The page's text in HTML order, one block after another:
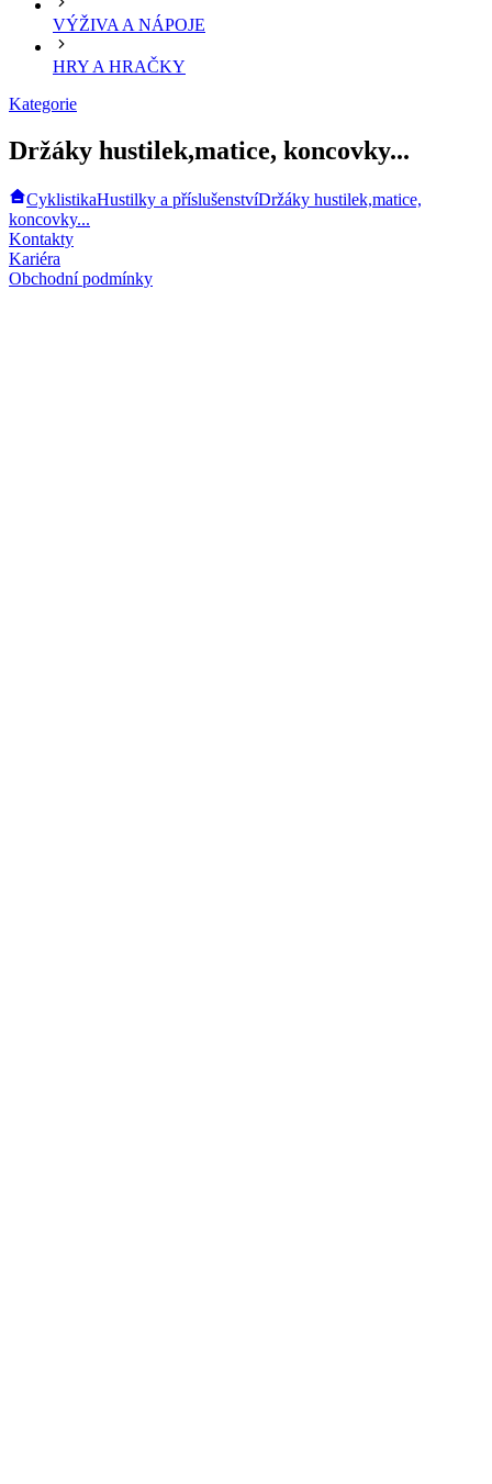
VÝŽIVA A NÁPOJE
HRY A HRAČKY
Kategorie
Držáky hustilek,matice, koncovky...
CyklistikaHustilky a příslušenstvíDržáky hustilek,matice,
koncovky...
Kontakty
Kariéra
Obchodní podmínky